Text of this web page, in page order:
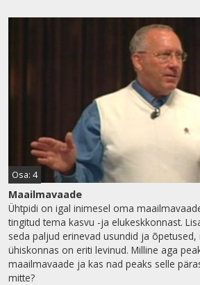
Osa: 4
Maailmavaade
Ühtpidi on igal inimesel oma
tingitud tema kasvu -ja elukeskkonnast.
seda paljud erinevad usundid ja õpetused,
ühiskonnas on eriti levinud. Milline aga
maailmavaade ja kas nad peaks selle
mitte?